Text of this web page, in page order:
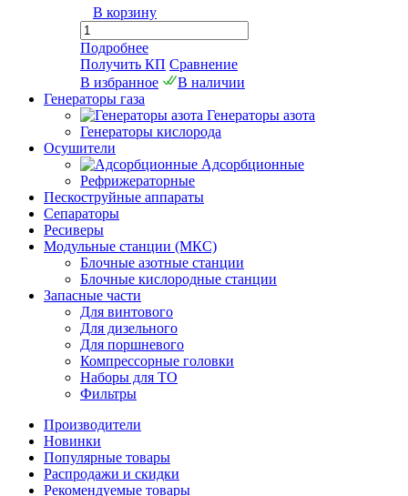
В корзину
Подробнее
Получить КП Сравнение
В избранное
В наличии
Генераторы газа
Генераторы азота
Генераторы кислорода
Осушители
Адсорбционные
Рефрижераторные
Пескоструйные аппараты
Сепараторы
Ресиверы
Модульные станции (МКС)
Блочные азотные станции
Блочные кислородные станции
Запасные части
Для винтового
Для дизельного
Для поршневого
Компрессорные головки
Наборы для ТО
Фильтры
Производители
Новинки
Популярные товары
Распродажи и скидки
Рекомендуемые товары